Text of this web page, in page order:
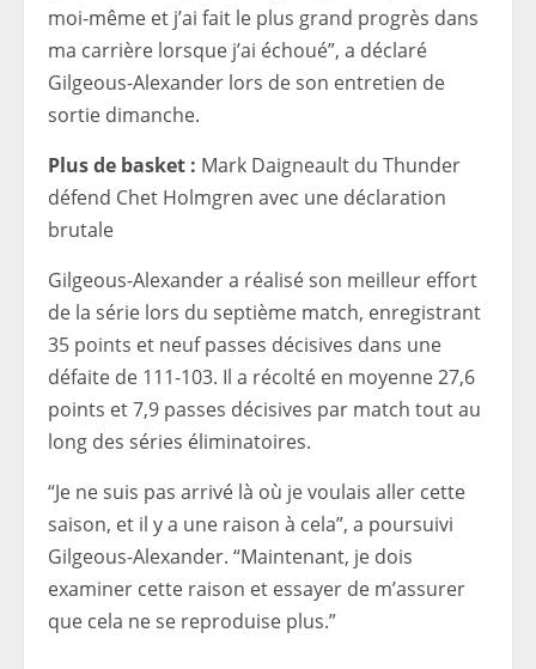
moi-même et j’ai fait le plus grand progrès dans
ma carrière lorsque j’ai échoué”, a déclaré
Gilgeous-Alexander lors de son entretien de
sortie dimanche.
Plus de basket : Mark Daigneault du Thunder
défend Chet Holmgren avec une déclaration
brutale
Gilgeous-Alexander a réalisé son meilleur effort
de la série lors du septième match, enregistrant
35 points et neuf passes décisives dans une
défaite de 111-103. Il a récolté en moyenne 27,6
points et 7,9 passes décisives par match tout au
long des séries éliminatoires.
“Je ne suis pas arrivé là où je voulais aller cette
saison, et il y a une raison à cela”, a poursuivi
Gilgeous-Alexander. “Maintenant, je dois
examiner cette raison et essayer de m’assurer
que cela ne se reproduise plus.”